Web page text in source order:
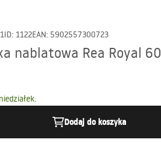
ID: 1122EAN: 5902557300723
nablatowa Rea Royal 60
Dodaj do koszyka